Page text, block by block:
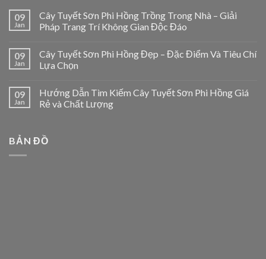
09
Jan
Cây Tuyết Sơn Phi Hồng Trồng Trong Nhà – Giải
Pháp Trang Trí Không Gian Độc Đáo
09
Jan
Cây Tuyết Sơn Phi Hồng Đẹp – Đặc Điểm Và Tiêu Chí
Lựa Chọn
09
Jan
Hướng Dẫn Tìm Kiếm Cây Tuyết Sơn Phi Hồng Giá
Rẻ và Chất Lượng
BẢN ĐỒ